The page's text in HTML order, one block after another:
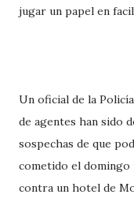
jugar un papel en
Un oficial de la
de agentes han sido
sospechas de que
cometido el
contra un hotel de